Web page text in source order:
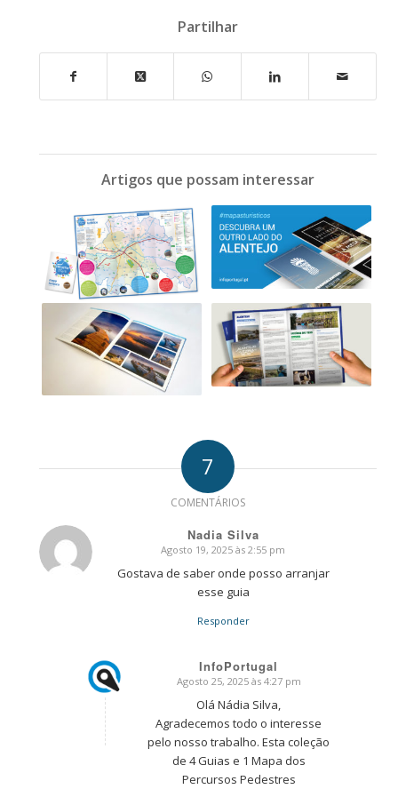
Partilhar
Artigos que possam interessar
7
COMENTÁRIOS
Nadia Silva
Agosto 19, 2025 às 2:55 pm
Gostava de saber onde posso arranjar
esse guia
Responder
InfoPortugal
Agosto 25, 2025 às 4:27 pm
Olá Nádia Silva,
Agradecemos todo o interesse
pelo nosso trabalho. Esta coleção
de 4 Guias e 1 Mapa dos
Percursos Pedestres